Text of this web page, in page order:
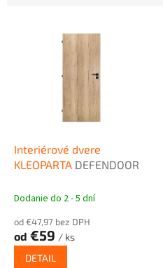
Interiérové dvere
KLEOPARTA DEFENDOOR
Dodanie do 2 - 5 dní
od €47,97 bez DPH
od €59 / ks
DETAIL